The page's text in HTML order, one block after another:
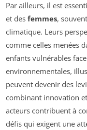
Par ailleurs, il est
et des femmes,
climatique. Leurs
comme celles menées
enfants vulnérables
environnementales,
peuvent devenir des
combinant innovation
acteurs contribuent à
défis qui exigent une